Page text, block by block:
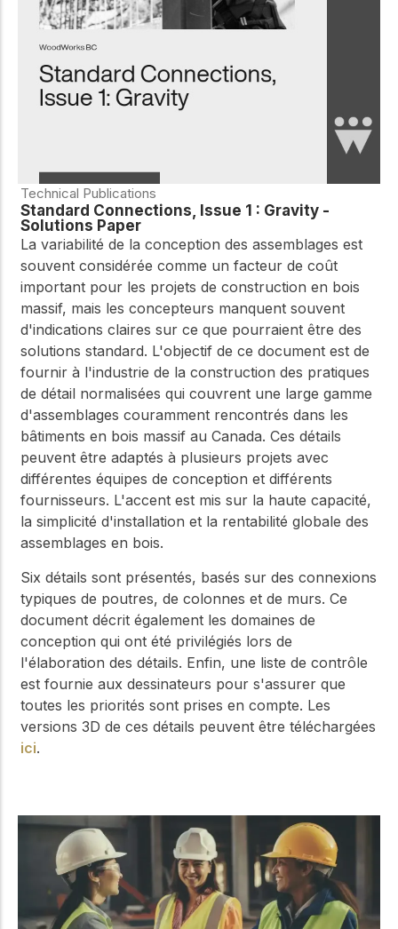
Technical Publications
Standard Connections, Issue 1 : Gravity -
Solutions Paper
La variabilité de la conception des assemblages est
souvent considérée comme un facteur de coût
important pour les projets de construction en bois
massif, mais les concepteurs manquent souvent
d'indications claires sur ce que pourraient être des
solutions standard. L'objectif de ce document est de
fournir à l'industrie de la construction des pratiques
de détail normalisées qui couvrent une large gamme
d'assemblages couramment rencontrés dans les
bâtiments en bois massif au Canada. Ces détails
peuvent être adaptés à plusieurs projets avec
différentes équipes de conception et différents
fournisseurs. L'accent est mis sur la haute capacité,
la simplicité d'installation et la rentabilité globale des
assemblages en bois.
Six détails sont présentés, basés sur des connexions
typiques de poutres, de colonnes et de murs. Ce
document décrit également les domaines de
conception qui ont été privilégiés lors de
l'élaboration des détails. Enfin, une liste de contrôle
est fournie aux dessinateurs pour s'assurer que
toutes les priorités sont prises en compte. Les
versions 3D de ces détails peuvent être téléchargées
ici.